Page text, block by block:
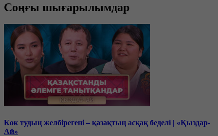
Соңғы шығарылымдар
Көк тудың желбірегені – қазақтың асқақ беделі | «Қыздар-
Ай»